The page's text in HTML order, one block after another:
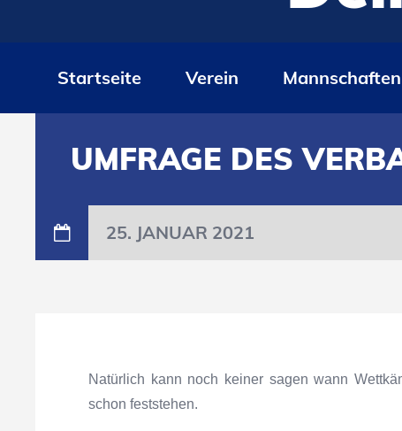
Startseite Verein Mannschaften
UMFRAGE DES
25. JANUAR 2021
Natürlich kann noch keiner sagen wann
schon feststehen.